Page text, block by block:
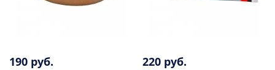
190 руб. 220 руб.